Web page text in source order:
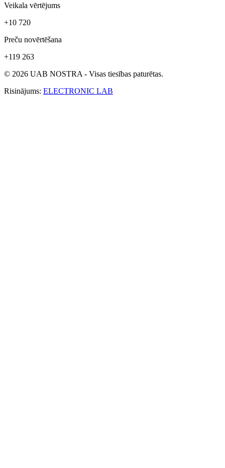
Veikala vērtējums
+10 720
Preču novērtēšana
+119 263
© 2026 UAB NOSTRA - Visas tiesības paturētas.
Risinājums: ELECTRONIC LAB